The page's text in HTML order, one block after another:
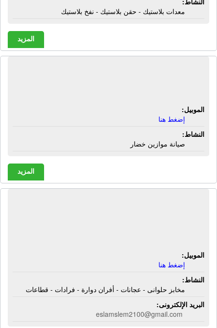
معدات بلاستيك - حقن بلاستيك - نفخ بلاستيك
المزيد
الموبيل:
إضغط هنا
النشاط:
صيانة موازين خضار
المزيد
الموبيل:
إضغط هنا
النشاط:
مخابز حلوانى - عجانات - أفران دوارة - فرادات - قطاعات
البريد الإلكترونى:
eslamslem2100@gmail.com